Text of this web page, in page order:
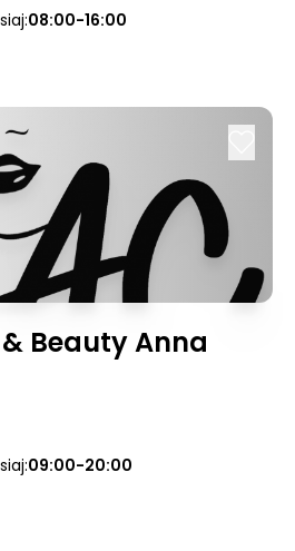
08:00-16:00
Beauty Anna
09:00-20:00